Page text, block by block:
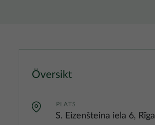
Översikt
PLATS
S. Eizenšteina iela 6, Rīga